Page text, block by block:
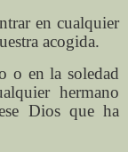
en cualquier
acogida.
o en la soledad
hermano
Dios que ha